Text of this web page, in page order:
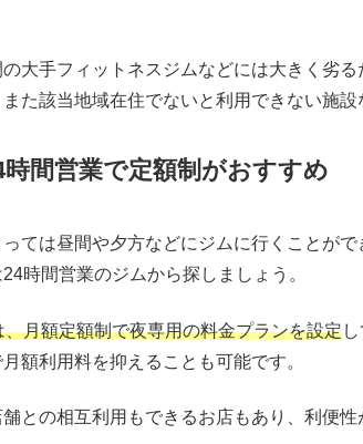
大手フィットネスジムなどには大きく劣
た該当地域在住でないと利用できない施
間営業で定額制がおすすめ
ては昼間や夕方などにジムに行くことが
時間営業のジムから探しましょう。
月額定額制で夜専用の料金プランを設定
額利用料を抑えることも可能です。
との相互利用もできるお店もあり、利便性